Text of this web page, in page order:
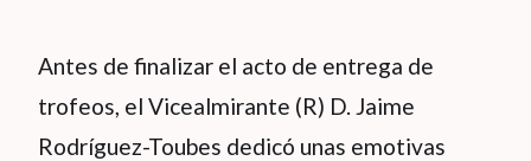
Antes de finalizar el acto de entrega de
trofeos, el Vicealmirante (R) D. Jaime
Rodríguez-Toubes dedicó unas emotivas